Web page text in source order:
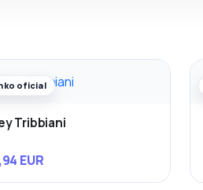
oficial
Tribbiani
EUR